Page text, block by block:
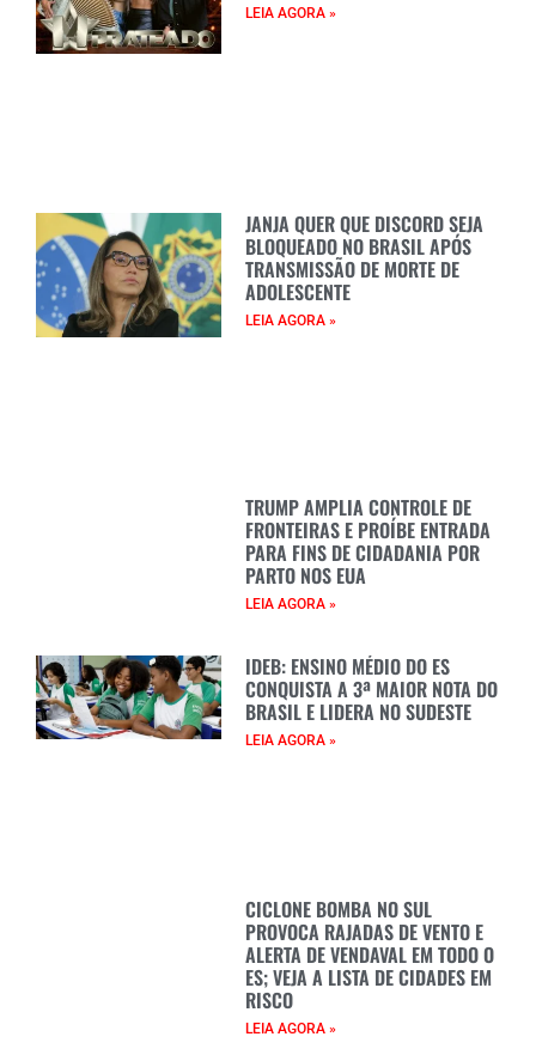
LEIA AGORA »
JANJA QUER QUE DISCORD SEJA
BLOQUEADO NO BRASIL APÓS
TRANSMISSÃO DE MORTE DE
ADOLESCENTE
LEIA AGORA »
TRUMP AMPLIA CONTROLE DE
FRONTEIRAS E PROÍBE ENTRADA
PARA FINS DE CIDADANIA POR
PARTO NOS EUA
LEIA AGORA »
IDEB: ENSINO MÉDIO DO ES
CONQUISTA A 3ª MAIOR NOTA DO
BRASIL E LIDERA NO SUDESTE
LEIA AGORA »
CICLONE BOMBA NO SUL
PROVOCA RAJADAS DE VENTO E
ALERTA DE VENDAVAL EM TODO O
ES; VEJA A LISTA DE CIDADES EM
RISCO
LEIA AGORA »